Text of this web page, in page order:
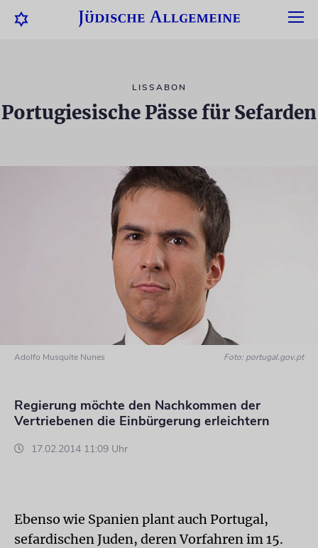
LISSABON
Portugiesische Pässe für Sefarden
Adolfo Musquite Nunes Foto: portugal.gov.pt
Regierung möchte den Nachkommen der
Vertriebenen die Einbürgerung erleichtern
17.02.2014 11:09 Uhr
Ebenso wie Spanien plant auch Portugal,
sefardischen Juden, deren Vorfahren im 15.